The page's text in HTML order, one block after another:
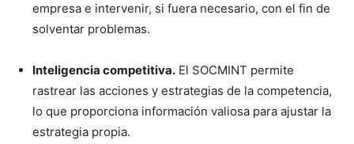
empresa e intervenir, si fuera necesario, con el fin de
solventar problemas.
Inteligencia competitiva. El SOCMINT permite
rastrear las acciones y estrategias de la competencia,
lo que proporciona información valiosa para ajustar la
estrategia propia.